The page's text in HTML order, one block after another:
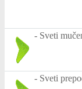
- Sveti
- Sveti